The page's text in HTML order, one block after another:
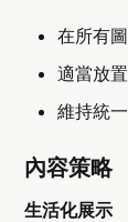
在所有
適當放
維持統
內容策略
生活化展示